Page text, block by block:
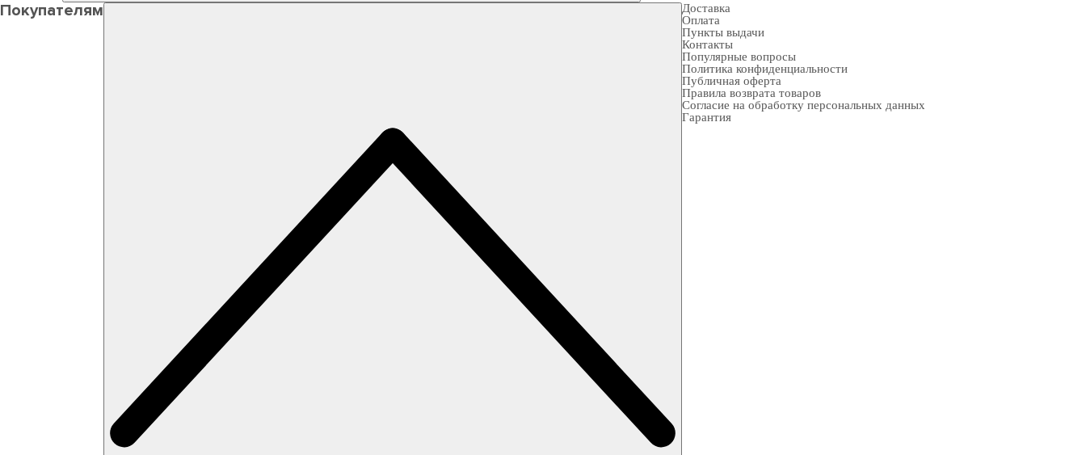
Покупателям
Доставка
Оплата
Пункты выдачи
Контакты
Популярные вопросы
Политика конфиденциальности
Публичная оферта
Правила возврата товаров
Согласие на обработку персональных данных
Гарантия